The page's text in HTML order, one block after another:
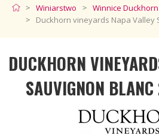
Winiarstwo
Winnice Duckhorn
Duckhorn vineyards Napa Valley
DUCKHORN
SAUVIGNON